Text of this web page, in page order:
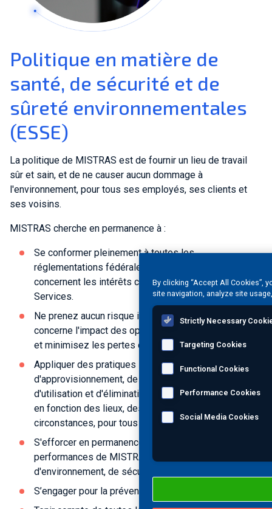
Politique en matière de
santé, de sécurité et de
sûreté environnementales
(ESSE)
La politique de MISTRAS est de fournir un lieu de travail
sûr et sain, et de ne causer aucun dommage à
l'environnement, pour tous ses employés, ses clients et
ses voisins.
MISTRAS cherche en permanence à :
Se conformer pleinement à toutes les
réglementations fédérales, étatiques et locales qui
concernent les intérêts commerciaux de MISTRAS
Services.
Ne prenez aucun risque inacceptable en ce qui
concerne l'impact des opérations sur l'environnement
et minimisez les pertes d'actifs.
Appliquer des pratiques sécuritaires en matière
d'approvisionnement, de commercialisation,
d'utilisation et d'élimination des produits et services,
en fonction des lieux, des conditions et des
circonstances, pour tous les travaux.
S'efforcer en permanence d'améliorer les
performances de MISTRAS en matière
d'environnement, de sécurité, de santé et de sûreté.
S’engager pour la prévention de la pollution.
By clicking “Accept All Cookies”,
site navigation, analyze site
Strictly Necessary
Targeting Cookies
Functional Cookies
Performance Cookies
Social Media Cookies